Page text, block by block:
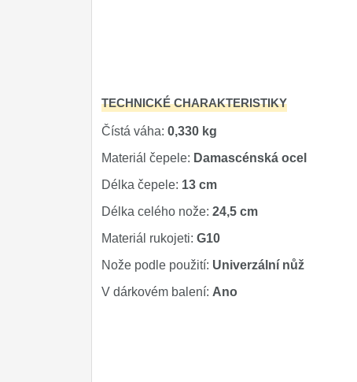
TECHNICKÉ CHARAKTERISTIKY
Čístá váha: 0,330 kg
Materiál čepele: Damascénská ocel
Délka čepele: 13 cm
Délka celého nože: 24,5 cm
Materiál rukojeti: G10
Nože podle použití: Univerzální nůž
V dárkovém balení: Ano